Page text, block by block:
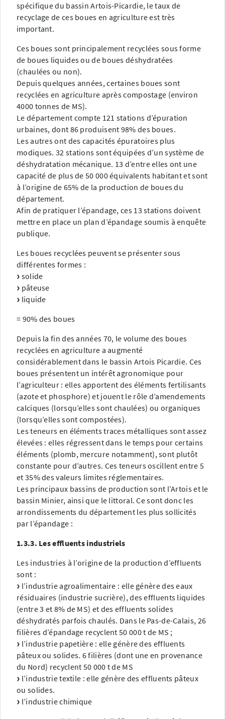
spécifique du bassin Artois-Picardie, le taux de
recyclage de ces boues en agriculture est très
important.
Ces boues sont principalement recyclées sous forme
de boues liquides ou de boues déshydratées
(chaulées ou non).
Depuis quelques années, certaines boues sont
recyclées en agriculture après compostage (environ
4000 tonnes de MS).
Le département compte 121 stations d’épuration
urbaines, dont 86 produisent 98% des boues.
Les autres ont des capacités épuratoires plus
modiques. 32 stations sont équipées d’un système de
déshydratation mécanique. 13 d’entre elles ont une
capacité de plus de 50 000 équivalents habitant et sont
à l’origine de 65% de la production de boues du
département.
Afin de pratiquer l’épandage, ces 13 stations doivent
mettre en place un plan d’épandage soumis à enquête
publique.
Les boues recyclées peuvent se présenter sous
différentes formes :
solide
pâteuse
liquide
= 90% des boues
Depuis la fin des années 70, le volume des boues
recyclées en agriculture a augmenté
considérablement dans le bassin Artois Picardie. Ces
boues présentent un intérêt agronomique pour
l’agriculteur : elles apportent des éléments fertilisants
(azote et phosphore) et jouent le rôle d’amendements
calciques (lorsqu’elles sont chaulées) ou organiques
(lorsqu’elles sont compostées).
Les teneurs en éléments traces métalliques sont assez
élevées : elles régressent dans le temps pour certains
éléments (plomb, mercure notamment), sont plutôt
constante pour d’autres. Ces teneurs oscillent entre 5
et 35% des valeurs limites réglementaires.
Les principaux bassins de production sont l’Artois et le
bassin Minier, ainsi que le littoral. Ce sont donc les
arrondissements du département les plus sollicités
par l’épandage :
1.3.3. Les effluents industriels
Les industries à l’origine de la production d’effluents
sont :
l’industrie agroalimentaire : elle génère des eaux
résiduaires (industrie sucrière), des effluents liquides
(entre 3 et 8% de MS) et des effluents solides
déshydratés parfois chaulés. Dans le Pas-de-Calais, 26
filières d’épandage recyclent 50 000 t de MS ;
l’industrie papetière : elle génère des effluents
pâteux ou solides. 6 filières (dont une en provenance
du Nord) recyclent 50 000 t de MS
l’industrie textile : elle génère des effluents pâteux
ou solides.
l’industrie chimique